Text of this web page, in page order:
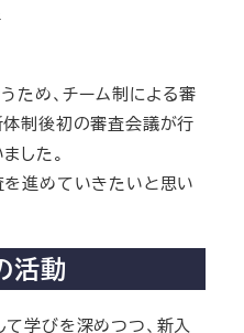
ため、チーム制による審
体制後初の審査会議が行
した。
進めていきたいと思い
活動
学びを深めつつ、新入